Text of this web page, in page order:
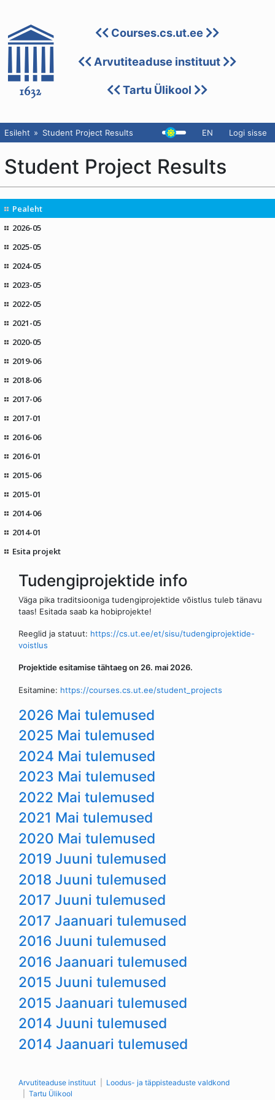
Courses.cs.ut.ee
Arvutiteaduse instituut
Tartu Ülikool
Esileht Student Project Results EN Logi sisse
Student Project Results
Pealeht
2026-05
2025-05
2024-05
2023-05
2022-05
2021-05
2020-05
2019-06
2018-06
2017-06
2017-01
2016-06
2016-01
2015-06
2015-01
2014-06
2014-01
Esita projekt
Tudengiprojektide info
Väga pika traditsiooniga tudengiprojektide võistlus tuleb tänavu
taas! Esitada saab ka hobiprojekte!
Reeglid ja statuut: https://cs.ut.ee/et/sisu/tudengiprojektide-
voistlus
Projektide esitamise tähtaeg on 26. mai 2026.
Esitamine: https://courses.cs.ut.ee/student_projects
2026 Mai tulemused
2025 Mai tulemused
2024 Mai tulemused
2023 Mai tulemused
2022 Mai tulemused
2021 Mai tulemused
2020 Mai tulemused
2019 Juuni tulemused
2018 Juuni tulemused
2017 Juuni tulemused
2017 Jaanuari tulemused
2016 Juuni tulemused
2016 Jaanuari tulemused
2015 Juuni tulemused
2015 Jaanuari tulemused
2014 Juuni tulemused
2014 Jaanuari tulemused
Arvutiteaduse instituut
Loodus- ja täppisteaduste valdkond
Tartu Ülikool